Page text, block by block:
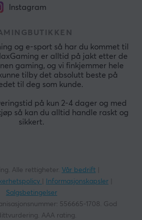
Instagram
og e-sport så har du kommet til
er alltid på jakt etter de
gaming, og vi finkjemmer hele
tilby det absolutt beste på
til deg som kunde.
på kun 2-4 dager og med
så kan du alltid handle raskt og
sikkert.
Alle rettigheter. Vår bedrift
Informasjonskapsler
Salgsbetingelser
556665-1708. God
AAA rating.